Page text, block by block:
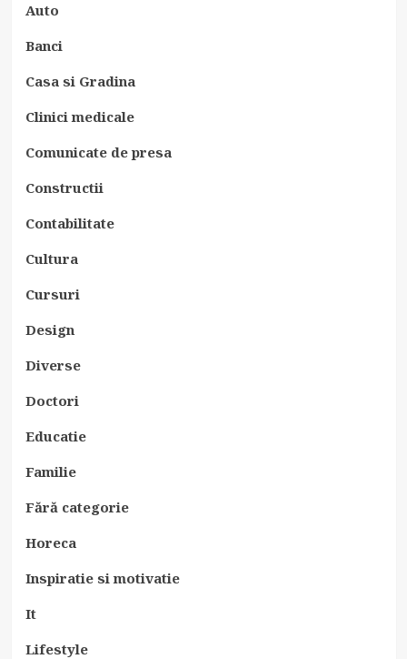
Auto
Banci
Casa si Gradina
Clinici medicale
Comunicate de presa
Constructii
Contabilitate
Cultura
Cursuri
Design
Diverse
Doctori
Educatie
Familie
Fără categorie
Horeca
Inspiratie si motivatie
It
Lifestyle